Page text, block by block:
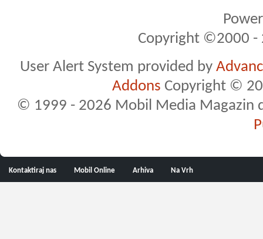
Copyright ©2000 -
User Alert System provided by
Addons Copyright ©
© 1999 - 2026 Mobil Media Magazin
Kontaktiraj nas Mobil Online Arhiva Na Vrh